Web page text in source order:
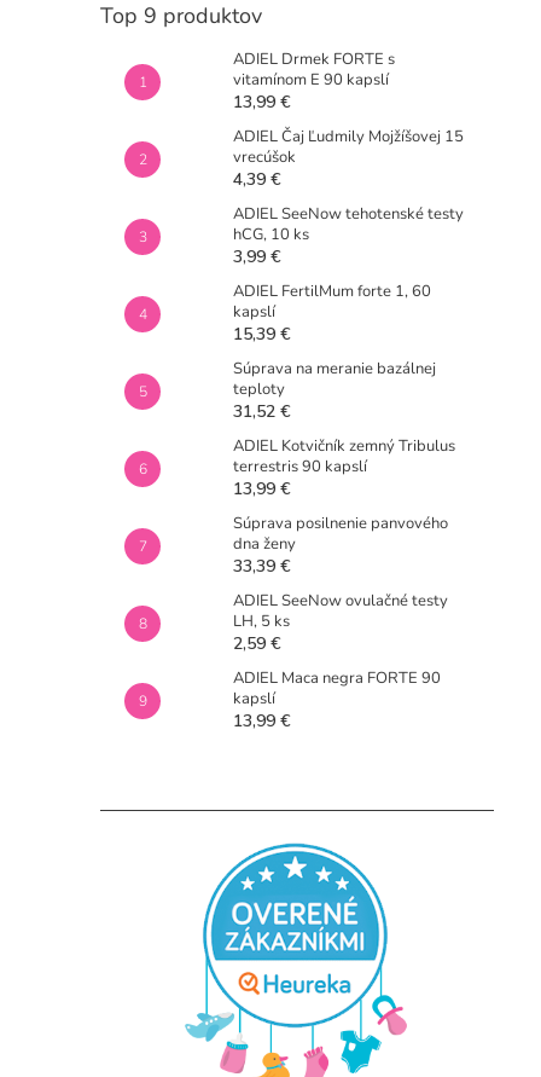
Top 9 produktov
ADIEL Drmek FORTE s
vitamínom E 90 kapslí
13,99 €
ADIEL Čaj Ľudmily Mojžíšovej 15
vrecúšok
4,39 €
ADIEL SeeNow tehotenské testy
hCG, 10 ks
3,99 €
ADIEL FertilMum forte 1, 60
kapslí
15,39 €
Súprava na meranie bazálnej
teploty
31,52 €
ADIEL Kotvičník zemný Tribulus
terrestris 90 kapslí
13,99 €
Súprava posilnenie panvového
dna ženy
33,39 €
ADIEL SeeNow ovulačné testy
LH, 5 ks
2,59 €
ADIEL Maca negra FORTE 90
kapslí
13,99 €